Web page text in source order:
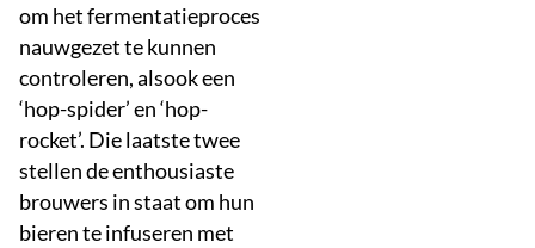
om het fermentatieproces
nauwgezet te kunnen
controleren, alsook een
‘hop-spider’ en ‘hop-
rocket’. Die laatste twee
stellen de enthousiaste
brouwers in staat om hun
bieren te infuseren met